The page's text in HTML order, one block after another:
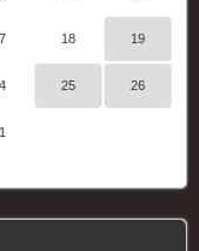
18 19
25 26